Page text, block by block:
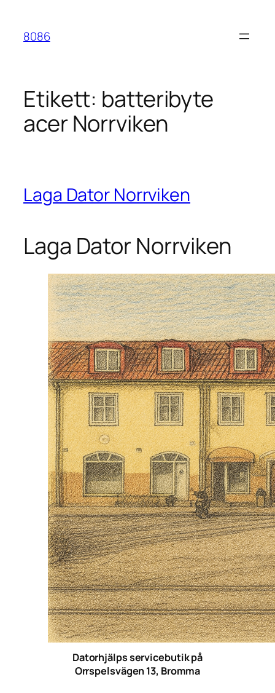
innehåll
8086
Etikett: batteribyte
acer Norrviken
Laga Dator Norrviken
Laga Dator Norrviken
Datorhjälps servicebutik på
Orrspelsvägen 13, Bromma